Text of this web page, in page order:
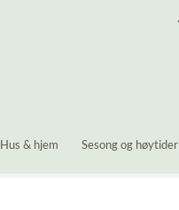
Hus & hjem Sesong og høytider